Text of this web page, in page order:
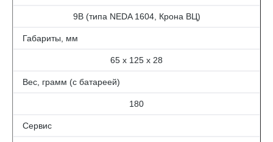
9В (типа NEDA 1604, Крона ВЦ)
Габариты, мм
65 х 125 х 28
Вес, грамм (с батареей)
180
Сервис